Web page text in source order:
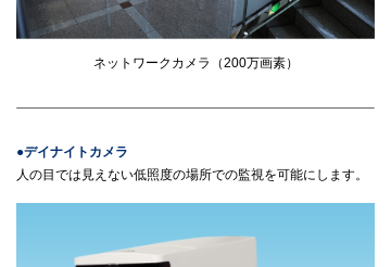
ネットワークカメラ（200万画素）
●デイナイトカメラ
人の目では見えない低照度の場所での監視を可能にします。